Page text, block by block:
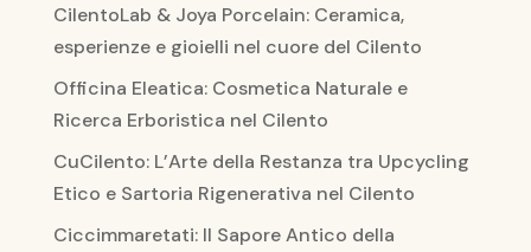
CilentoLab & Joya Porcelain: Ceramica,
esperienze e gioielli nel cuore del Cilento
Officina Eleatica: Cosmetica Naturale e
Ricerca Erboristica nel Cilento
CuCilento: L’Arte della Restanza tra Upcycling
Etico e Sartoria Rigenerativa nel Cilento
Ciccimmaretati: Il Sapore Antico della